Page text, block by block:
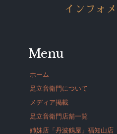
インフォ
Menu
ホーム
足立音衛門について
メディア掲載
足立音衛門店舗一覧
姉妹店「丹波鶴屋」福知山店